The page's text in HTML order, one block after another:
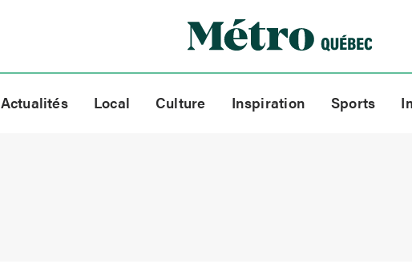
Actualités Local Culture Inspiration Sports